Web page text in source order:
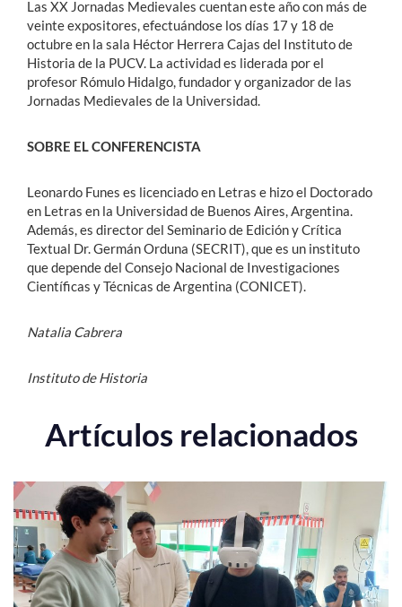
Las XX Jornadas Medievales cuentan este año con más de
veinte expositores, efectuándose los días 17 y 18 de
octubre en la sala Héctor Herrera Cajas del Instituto de
Historia de la PUCV. La actividad es liderada por el
profesor Rómulo Hidalgo, fundador y organizador de las
Jornadas Medievales de la Universidad.
SOBRE EL CONFERENCISTA
Leonardo Funes es licenciado en Letras e hizo el Doctorado
en Letras en la Universidad de Buenos Aires, Argentina.
Además, es director del Seminario de Edición y Crítica
Textual Dr. Germán Orduna (SECRIT), que es un instituto
que depende del Consejo Nacional de Investigaciones
Científicas y Técnicas de Argentina (CONICET).
Natalia Cabrera
Instituto de Historia
Artículos relacionados